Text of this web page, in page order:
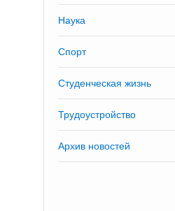
Наука
Спорт
Студенческая жизнь
Трудоустройство
Архив новостей